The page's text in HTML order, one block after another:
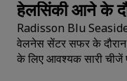
हेलसिंकी आने के
Radisson Blu
वेलनेस सेंटर सफर के
के लिए आवश्यक सारी चीजें